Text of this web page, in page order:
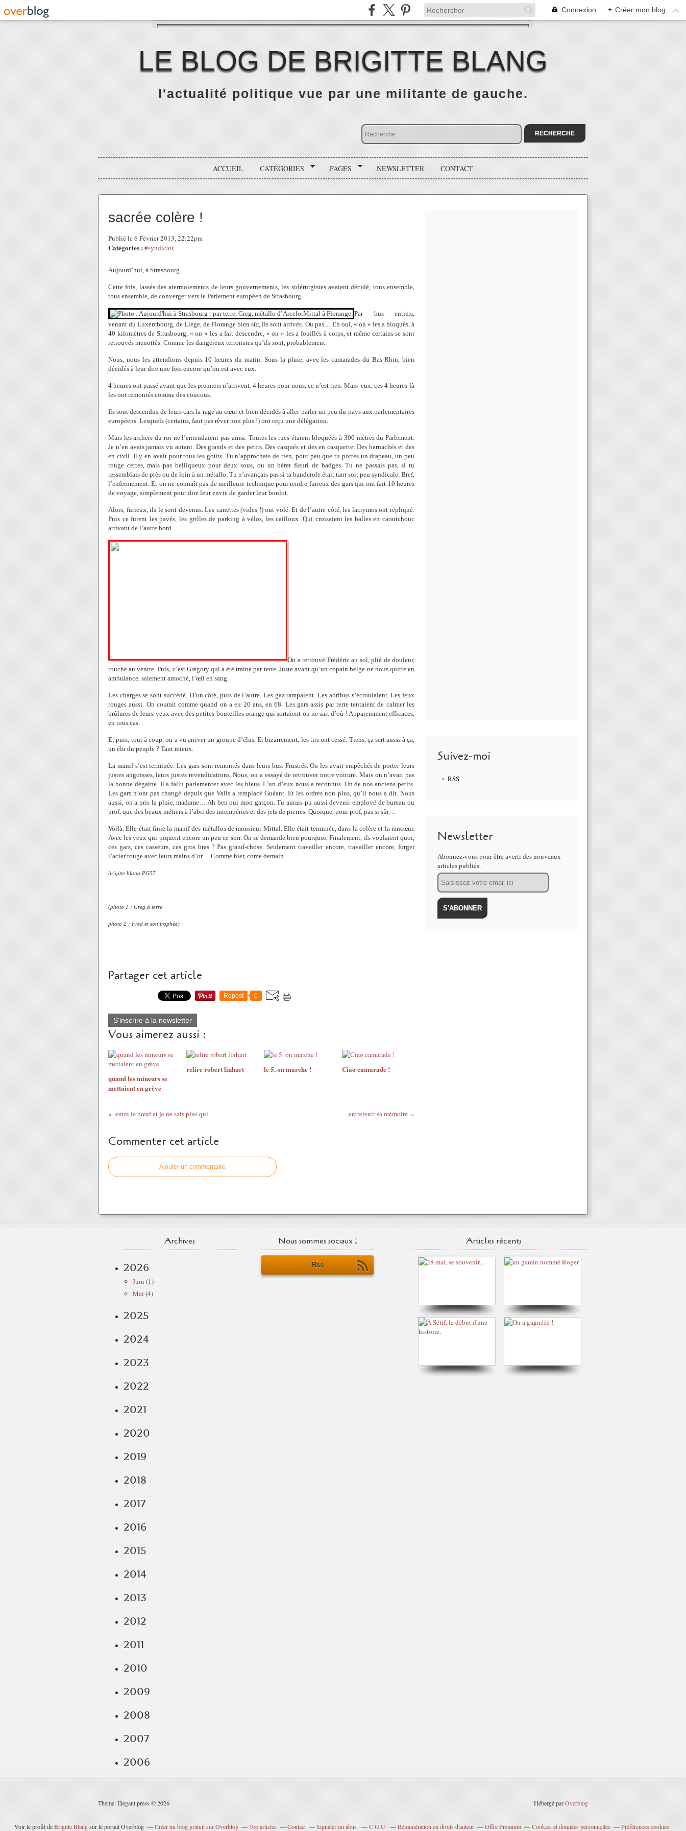
Connexion + Créer mon blog
LE BLOG DE BRIGITTE BLANG
l'actualité politique vue par une militante de gauche.
ACCUEIL CATÉGORIES PAGES NEWSLETTER CONTACT
sacrée colère !
Publié le 6 Février 2013, 22:22pm
Catégories : #syndicats
Aujourd’hui, à Strasbourg.
Cette fois, lassés des atermoiements de leurs gouvernements, les sidérurgistes avaient décidé, tous ensemble,
tous ensemble, de converger vers le Parlement européen de Strasbourg.
Par bus entiers,
venant du Luxembourg, de Liège, de Florange bien sûr, ils sont arrivés. Ou pas… Eh oui, « on » les a bloqués, à
40 kilomètres de Strasbourg, « on » les a fait descendre, « on » les a fouillés à corps, et même certains se sont
retrouvés menottés. Comme les dangereux terroristes qu’ils sont, probablement.
Nous, nous les attendions depuis 10 heures du matin. Sous la pluie, avec les camarades du Bas-Rhin, bien
décidés à leur dire une fois encore qu’on est avec eux.
4 heures ont passé avant que les premiers n’arrivent. 4 heures pour nous, ce n’est rien. Mais eux, ces 4 heures-là
les ont remontés comme des coucous.
Ils sont descendus de leurs cars la rage au cœur et bien décidés à aller parler un peu du pays aux parlementaires
européens. Lesquels (certains, faut pas rêver non plus !) ont reçu une délégation.
Mais les archers du roi ne l’entendaient pas ainsi. Toutes les rues étaient bloquées à 300 mètres du Parlement.
Je n’en avais jamais vu autant. Des grands et des petits. Des casqués et des en casquette. Des harnachés et des
en civil. Il y en avait pour tous les goûts. Tu n’approchais de rien, pour peu que tu portes un drapeau, un peu
rouge certes, mais pas belliqueux pour deux sous, ou un béret fleuri de badges. Tu ne passais pas, si tu
ressemblais de près ou de loin à un métallo. Tu n’avançais pas si ta banderole était tant soit peu syndicale. Bref,
l’enfermement. Et on ne connaît pas de meilleure technique pour rendre furieux des gars qui ont fait 10 heures
de voyage, simplement pour dire leur envie de garder leur boulot.
Alors, furieux, ils le sont devenus. Les canettes (vides !) ont volé. Et de l’autre côté, les lacrymos ont répliqué.
Puis ce furent les pavés, les grilles de parking à vélos, les cailloux. Qui croisaient les balles en caoutchouc
arrivant de l’autre bord.
On a retrouvé Frédéric au sol, plié de douleur,
touché au ventre. Puis, c’est Grégory qui a été trainé par terre. Juste avant qu’un copain belge ne nous quitte en
ambulance, salement amoché, l’œil en sang.
Les charges se sont succédé. D’un côté, puis de l’autre. Les gaz rampaient. Les abribus s’écroulaient. Les feux
rouges aussi. On courait comme quand on a eu 20 ans, en 68. Les gars assis par terre tentaient de calmer les
brûlures de leurs yeux avec des petites bouteilles orange qui sortaient on ne sait d’où ! Apparemment efficaces,
en tous cas.
Et puis, tout à coup, on a vu arriver un groupe d’élus. Et bizarrement, les tirs ont cessé. Tiens, ça sert aussi à ça,
un élu du peuple ? Tant mieux.
La manif s’est terminée. Les gars sont remontés dans leurs bus. Frustrés. On les avait empêchés de porter leurs
justes angoisses, leurs justes revendications. Nous, on a essayé de retrouver notre voiture. Mais on n’avait pas
la bonne dégaine. Il a fallu parlementer avec les bleus. L’un d’eux nous a reconnus. Un de nos anciens petits.
Les gars n’ont pas changé depuis que Valls a remplacé Guéant. Et les ordres non plus, qu’il nous a dit. Nous
aussi, on a pris la pluie, madame… Ah ben oui mon garçon. Tu aurais pu aussi devenir employé de bureau ou
prof, que des beaux métiers à l’abri des intempéries et des jets de pierres. Quoique, pour prof, pas si sûr…
Voilà. Elle était finie la manif des métallos de monsieur Mittal. Elle était terminée, dans la colère et la rancœur.
Avec les yeux qui piquent encore un peu ce soir. On se demande bien pourquoi. Finalement, ils voulaient quoi,
ces gars, ces casseurs, ces gros bras ? Pas grand-chose. Seulement travailler encore, travailler encore, forger
l’acier rouge avec leurs mains d’or… Comme hier, come demain.
brigitte blang PG57
(photo 1 : Greg à terre
photo 2 : Fred et son trophée)
Partager cet article
Repost 0
S'inscrire à la newsletter
Vous aimerez aussi :
quand les mineurs se
mettaient en grève
relire robert linhart le 5, on marche ! Ciao camarade !
entre le bœuf et je ne sais plus qui entretenir sa mémoire
Commenter cet article
Ajouter un commentaire
Suivez-moi
RSS
Newsletter
Abonnez-vous pour être averti des nouveaux
articles publiés.
Email
Archives
2026
Juin (1)
Mai (4)
2025
2024
2023
2022
2021
2020
2019
2018
2017
2016
2015
2014
2013
2012
2011
2010
2009
2008
2007
2006
Nous sommes sociaux !
Rss
Articles récents
Theme: Elegant press © 2026 Hébergé parOverblog
Voir le profil deBrigitte Blangsur le portail Overblog Créer un blog gratuit sur Overblog Top articles Contact Signaler un abus C.G.U. Rémunération en droits d'auteur Offre Premium Cookies et données personnelles Préférences cookies